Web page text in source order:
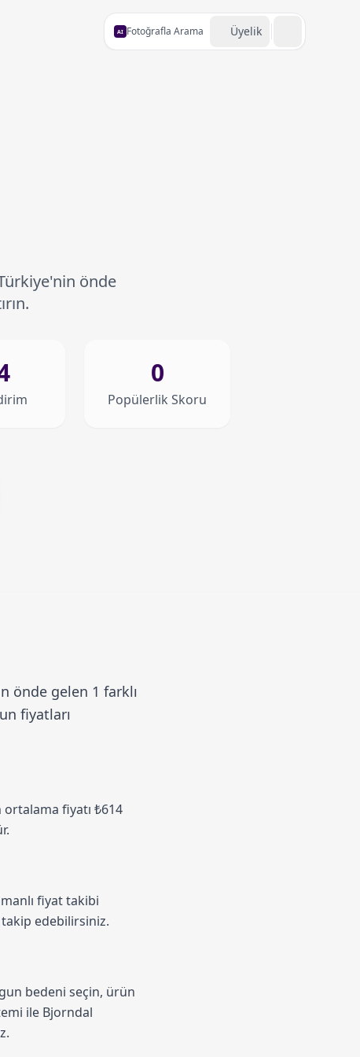
AI Fotoğrafla Arama Üyelik
önde
0
Popülerlik Skoru
önde gelen 1 farklı
fiyatları
fiyatı ₺614
fiyat takibi
takip edebilirsiniz.
bedeni seçin, ürün
ile Bjorndal